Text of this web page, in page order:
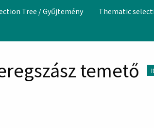
Tree / Gyűjtemény Thematic
temető